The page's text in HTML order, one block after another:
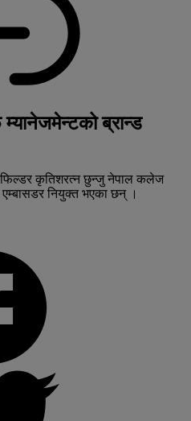
ब्रान्ड
कृतिशरत्न छुन्जु नेपाल कलेज
नियुक्त भएका छन् ।